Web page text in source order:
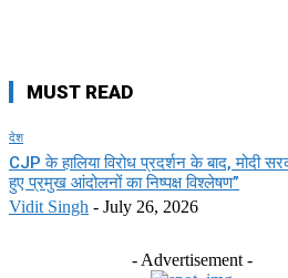
MUST READ
देश
CJP के हालिया विरोध प्रदर्शन के बाद, मोदी
हुए प्रमुख आंदोलनों का निष्पक्ष विश्लेषण”
Vidit Singh - July 26, 2026
- Advertisement -